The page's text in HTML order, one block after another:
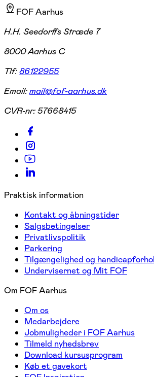
FOF Aarhus
H.H. Seedorffs Stræde 7
8000 Aarhus C
Tlf:86122955
Email:mail@fof-aarhus.dk
CVR-nr:57668415
Praktisk information
Kontakt og åbningstider
Salgsbetingelser
Privatlivspolitik
Parkering
Tilgængelighed og
Undervisernet og Mit FOF
Om FOF Aarhus
Om os
Medarbejdere
Jobmuligheder i FOF Aarhus
Tilmeld nyhedsbrev
Download kursusprogram
Køb et gavekort